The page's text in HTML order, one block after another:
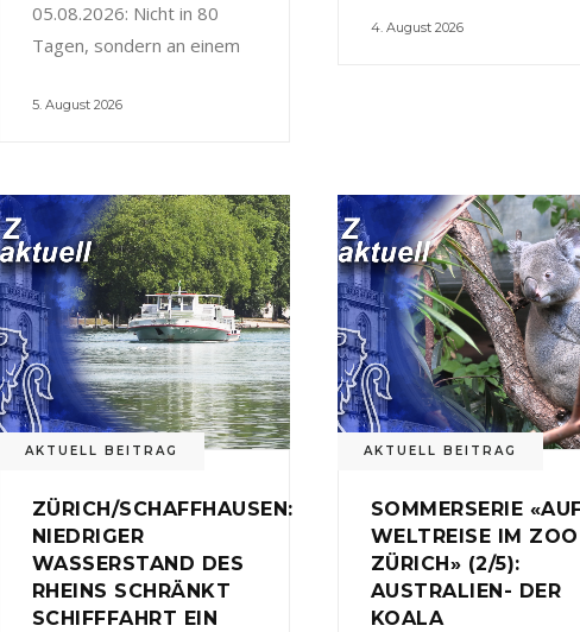
05.08.2026: Nicht in 80
Tagen, sondern an einem
5. August 2026
4. August 2026
AKTUELL BEITRAG
ZÜRICH/SCHAFFHAUSEN:
NIEDRIGER
WASSERSTAND DES
RHEINS SCHRÄNKT
SCHIFFFAHRT EIN
AKTUELL BEITRAG
SOMMERSERIE
WELTREISE IM ZOO
ZÜRICH» (2/5):
AUSTRALIEN- DER
KOALA